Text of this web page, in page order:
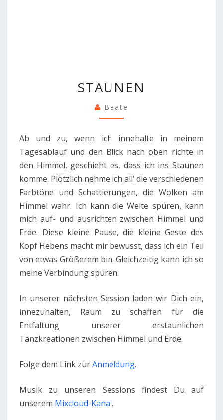
STAUNEN
Beate
Ab und zu, wenn ich innehalte in meinem
Tagesablauf und den Blick nach oben richte in
den Himmel, geschieht es, dass ich ins Staunen
komme. Plötzlich nehme ich all‘ die verschiedenen
Farbtöne und Schattierungen, die Wolken am
Himmel wahr. Ich kann die Weite spüren, kann
mich auf- und ausrichten zwischen Himmel und
Erde. Diese kleine Pause, die kleine Geste des
Kopf Hebens macht mir bewusst, dass ich ein Teil
von etwas Größerem bin. Gleichzeitig kann ich so
meine Verbindung spüren.
In unserer nächsten Session laden wir Dich ein,
innezuhalten, Raum zu schaffen für die
Entfaltung unserer erstaunlichen
Tanzkreationen zwischen Himmel und Erde.
Folge dem Link zurAnmeldung.
Musik zu unseren Sessions findest Du auf
unserem Mixcloud-Kanal.